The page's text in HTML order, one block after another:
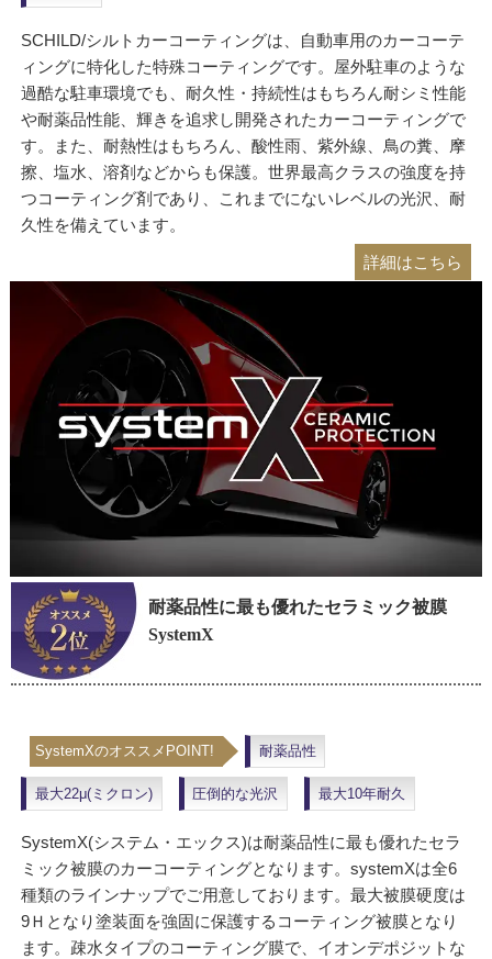
SCHILD/シルトカーコーティングは、自動車用のカーコーテ
ィングに特化した特殊コーティングです。屋外駐車のような
過酷な駐車環境でも、耐久性・持続性はもちろん耐シミ性能
や耐薬品性能、輝きを追求し開発されたカーコーティングで
す。また、耐熱性はもちろん、酸性雨、紫外線、鳥の糞、摩
擦、塩水、溶剤などからも保護。世界最高クラスの強度を持
つコーティング剤であり、これまでにないレベルの光沢、耐
久性を備えています。
詳細はこちら
耐薬品性に最も優れたセラミック被膜
SystemX
SystemXのオススメPOINT! 耐薬品性
最大22μ(ミクロン) 圧倒的な光沢 最大10年耐久
SystemX(システム・エックス)は耐薬品性に最も優れたセラ
ミック被膜のカーコーティングとなります。systemXは全6
種類のラインナップでご用意しております。最大被膜硬度は
9Ｈとなり塗装面を強固に保護するコーティング被膜となり
ます。疎水タイプのコーティング膜で、イオンデポジットな